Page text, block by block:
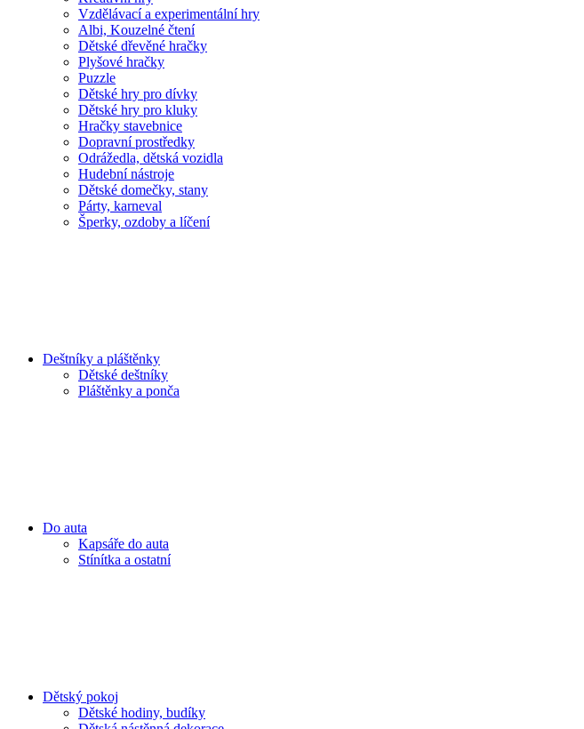
Vzdělávací a experimentální hry
Albi, Kouzelné čtení
Dětské dřevěné hračky
Plyšové hračky
Puzzle
Dětské hry pro dívky
Dětské hry pro kluky
Hračky stavebnice
Dopravní prostředky
Odrážedla, dětská vozidla
Hudební nástroje
Dětské domečky, stany
Párty, karneval
Šperky, ozdoby a líčení
Deštníky a pláštěnky
Dětské deštníky
Pláštěnky a ponča
Do auta
Kapsáře do auta
Stínítka a ostatní
Dětský pokoj
Dětské hodiny, budíky